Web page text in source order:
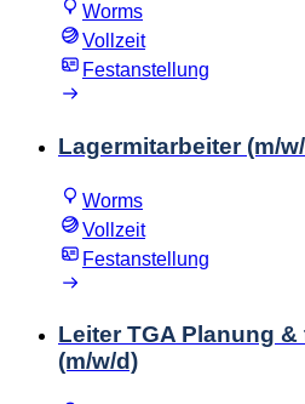
Worms
Vollzeit
Festanstellung
Lagermitarbeiter (m/
Worms
Vollzeit
Festanstellung
Leiter TGA Planung
(m/w/d)